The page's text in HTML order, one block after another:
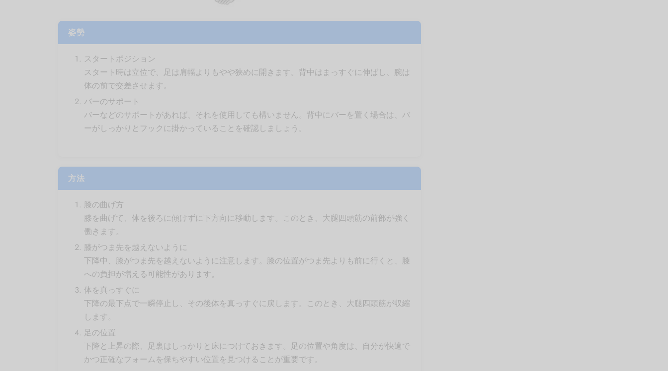
姿勢
スタートポジション
スタート時は立位で、足は肩幅よりもやや狭めに開きます。背中はまっすぐに伸ばし、腕は
体の前で交差させます。
バーのサポート
バーなどのサポートがあれば、それを使用しても構いません。背中にバーを置く場合は、バ
ーがしっかりとフックに掛かっていることを確認しましょう。
方法
膝の曲げ方
膝を曲げて、体を後ろに傾けずに下方向に移動します。このとき、大腿四頭筋の前部が強く
働きます。
膝がつま先を越えないように
下降中、膝がつま先を越えないように注意します。膝の位置がつま先よりも前に行くと、膝
への負担が増える可能性があります。
体を真っすぐに
下降の最下点で一瞬停止し、その後体を真っすぐに戻します。このとき、大腿四頭筋が収縮
します。
足の位置
下降と上昇の際、足裏はしっかりと床につけておきます。足の位置や角度は、自分が快適で
かつ正確なフォームを保ちやすい位置を見つけることが重要です。